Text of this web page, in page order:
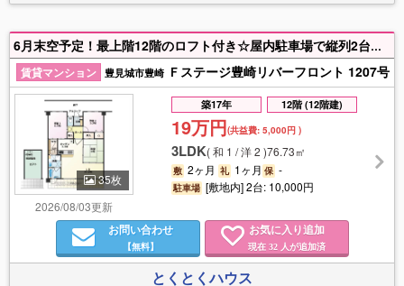
6月末空予定！最上階12階のロフト付き☆屋内駐車場で縦列2台有☆インターネット無料♪
賃貸マンション
豊見城市豊崎 Ｆステージ豊崎リバーフロント 1207号
35枚
2026/08/03更新
築17年 12階 (12階建)
19万円(共益費:5,000円 )
3LDK(和 1 / 洋 2 )76.73㎡
敷 2ヶ月 礼 1ヶ月保 -
駐車場 [敷地内] 2台: 10,000円
お問い合わせ
【無料】
お気に入り追加
現在 32人が追加済
とくとくハウス